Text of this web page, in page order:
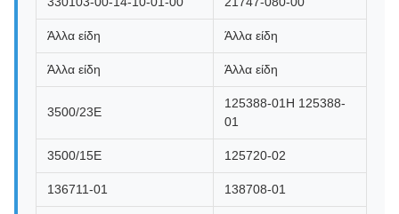
Άλλα είδη Άλλα είδη
Άλλα είδη Άλλα είδη
3500/23E
125388-01H 125388-
01
3500/15E 125720-02
136711-01 138708-01